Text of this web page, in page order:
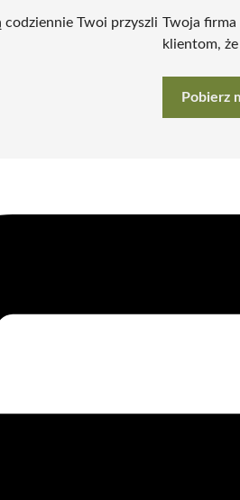
Twoi przyszli Twoja firma
klientom,
Pobierz